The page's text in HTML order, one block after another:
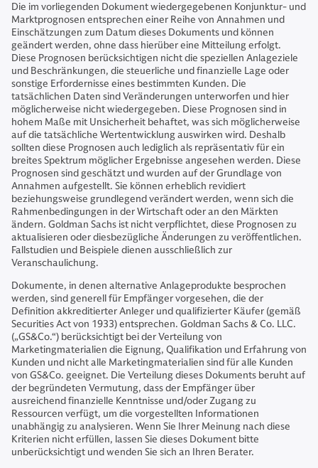
Die im vorliegenden Dokument wiedergegebenen Konjunktur- und
Marktprognosen entsprechen einer Reihe von Annahmen und
Einschätzungen zum Datum dieses Dokuments und können
geändert werden, ohne dass hierüber eine Mitteilung erfolgt.
Diese Prognosen berücksichtigen nicht die speziellen Anlageziele
und Beschränkungen, die steuerliche und finanzielle Lage oder
sonstige Erfordernisse eines bestimmten Kunden. Die
tatsächlichen Daten sind Veränderungen unterworfen und hier
möglicherweise nicht wiedergegeben. Diese Prognosen sind in
hohem Maße mit Unsicherheit behaftet, was sich möglicherweise
auf die tatsächliche Wertentwicklung auswirken wird. Deshalb
sollten diese Prognosen auch lediglich als repräsentativ für ein
breites Spektrum möglicher Ergebnisse angesehen werden. Diese
Prognosen sind geschätzt und wurden auf der Grundlage von
Annahmen aufgestellt. Sie können erheblich revidiert
beziehungsweise grundlegend verändert werden, wenn sich die
Rahmenbedingungen in der Wirtschaft oder an den Märkten
ändern. Goldman Sachs ist nicht verpflichtet, diese Prognosen zu
aktualisieren oder diesbezügliche Änderungen zu veröffentlichen.
Fallstudien und Beispiele dienen ausschließlich zur
Veranschaulichung.
Dokumente, in denen alternative Anlageprodukte besprochen
werden, sind generell für Empfänger vorgesehen, die der
Definition akkreditierter Anleger und qualifizierter Käufer (gemäß
Securities Act von 1933) entsprechen. Goldman Sachs & Co. LLC.
(„GS&Co.“) berücksichtigt bei der Verteilung von
Marketingmaterialien die Eignung, Qualifikation und Erfahrung von
Kunden und nicht alle Marketingmaterialien sind für alle Kunden
von GS&Co. geeignet. Die Verteilung dieses Dokuments beruht auf
der begründeten Vermutung, dass der Empfänger über
ausreichend finanzielle Kenntnisse und/oder Zugang zu
Ressourcen verfügt, um die vorgestellten Informationen
unabhängig zu analysieren. Wenn Sie Ihrer Meinung nach diese
Kriterien nicht erfüllen, lassen Sie dieses Dokument bitte
unberücksichtigt und wenden Sie sich an Ihren Berater.